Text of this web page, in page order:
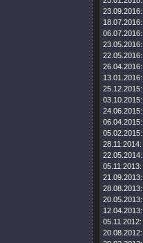
23.09.2016:
18.07.2016:
06.07.2016:
23.05.2016:
22.05.2016:
26.04.2016:
13.01.2016:
25.12.2015:
03.10.2015:
24.06.2015:
06.04.2015:
05.02.2015:
28.11.2014:
22.05.2014:
05.11.2013:
21.09.2013:
28.08.2013:
20.05.2013:
12.04.2013:
05.11.2012:
20.08.2012: